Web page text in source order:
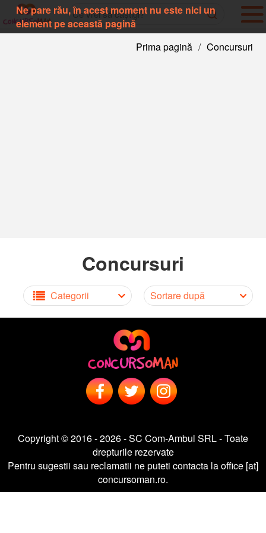
Prima pagină / Concursuri
Concursuri
Categorii Sortare după
Ne pare rău, în acest moment nu este nici un
element pe această pagină
Copyright © 2016 - 2026 - SC Com-Ambul SRL - Toate
drepturile rezervate
Pentru sugestii sau reclamatii ne puteti contacta la office [at]
concursoman.ro.